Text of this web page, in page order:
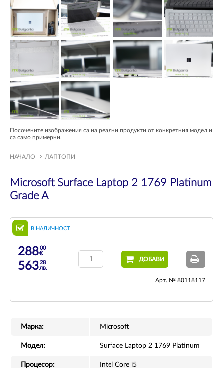
Посочените изображения са на реални продукти от конкретния модел и
са само примерни.
НАЧАЛО ЛАПТОПИ
Microsoft Surface Laptop 2 1769 Platinum
Grade A
В НАЛИЧНОСТ
28800
€
56328
лв.
ДОБАВИ
Арт. № 80118117
Марка: Microsoft
Модел: Surface Laptop 2 1769 Platinum
Процесор: Intel Core i5